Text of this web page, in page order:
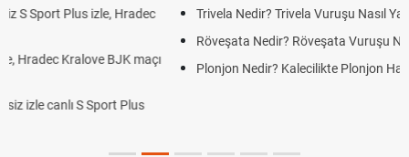
Trivela Nedir? Trivela Vuruşu Nasıl Yapılır?
Röveşata Nedir? Röveşata Vuruşu Nasıl Yapılır?
Plonjon Nedir? Kalecilikte Plonjon Hareketi Nasıl Yapılır?